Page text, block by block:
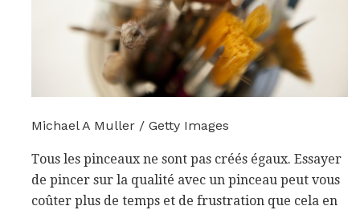
Michael A Muller / Getty Images
Tous les pinceaux ne sont pas créés égaux. Essayer
de pincer sur la qualité avec un pinceau peut vous
coûter plus de temps et de frustration que cela en